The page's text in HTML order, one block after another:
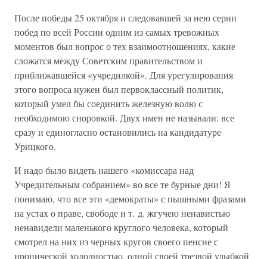
После победы 25 октября и следовавшей за нею серии
побед по всей России одним из самых тревожных
моментов был вопрос о тех взаимоотношениях, какие
сложатся между Советским правительством и
приближавшейся «учредилкой». Для урегулирования
этого вопроса нужен был первоклассный политик,
который умел бы соединить железную волю с
необходимою сноровкой. Двух имен не называли: все
сразу и единогласно остановились на кандидатуре
Урицкого.
И надо было видеть нашего «комиссара над
Учредительным собранием» во все те бурные дни! Я
понимаю, что все эти «демократы» с пышными фразами
на устах о праве, свободе и т. д. жгучею ненавистью
ненавидели маленького круглого человека, который
смотрел на них из черных кругов своего пенсне с
иронической холодностью, одной своей трезвой улыбкой